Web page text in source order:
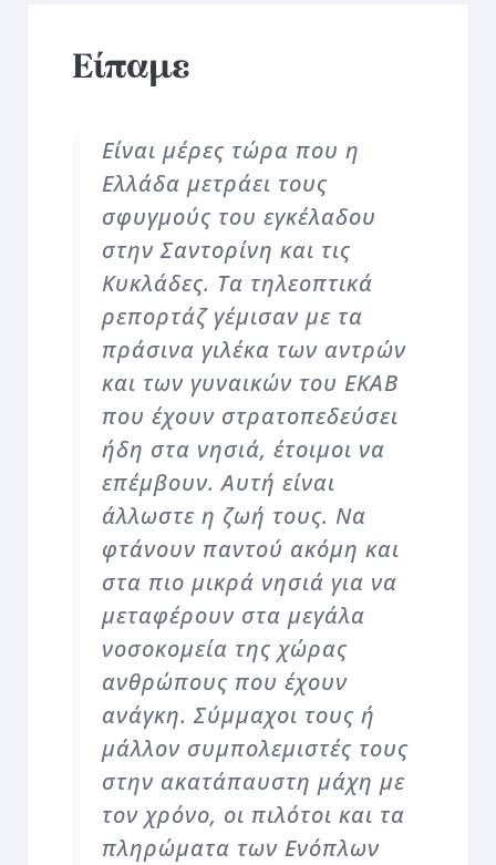
Είπαμε
Είναι μέρες τώρα που η
Ελλάδα μετράει τους
σφυγμούς του εγκέλαδου
στην Σαντορίνη και τις
Κυκλάδες. Τα τηλεοπτικά
ρεπορτάζ γέμισαν με τα
πράσινα γιλέκα των αντρών
και των γυναικών του ΕΚΑΒ
που έχουν στρατοπεδεύσει
ήδη στα νησιά, έτοιμοι να
επέμβουν. Αυτή είναι
άλλωστε η ζωή τους. Να
φτάνουν παντού ακόμη και
στα πιο μικρά νησιά για να
μεταφέρουν στα μεγάλα
νοσοκομεία της χώρας
ανθρώπους που έχουν
ανάγκη. Σύμμαχοι τους ή
μάλλον συμπολεμιστές τους
στην ακατάπαυστη μάχη με
τον χρόνο, οι πιλότοι και τα
πληρώματα των Ενόπλων